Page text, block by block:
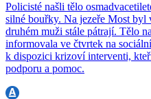
Policisté našli tělo
silné bouřky. Na jezeře Most byl
druhém muži stále pátrají. Tělo
informovala ve čtvrtek na
k dispozici krizoví interventi,
podporu a pomoc.